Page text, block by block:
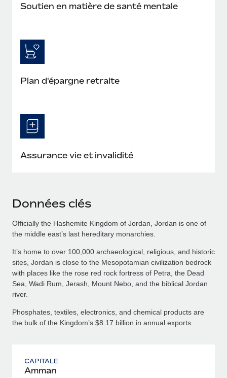
Soutien en matière de santé mentale
Plan d'épargne retraite
Assurance vie et invalidité
Données clés
Officially the Hashemite Kingdom of Jordan, Jordan is one of
the middle east’s last hereditary monarchies.
It’s home to over 100,000 archaeological, religious, and historic
sites, Jordan is close to the Mesopotamian civilization bedrock
with places like the rose red rock fortress of Petra, the Dead
Sea, Wadi Rum, Jerash, Mount Nebo, and the biblical Jordan
river.
Phosphates, textiles, electronics, and chemical products are
the bulk of the Kingdom’s $8.17 billion in annual exports.
CAPITALE
Amman